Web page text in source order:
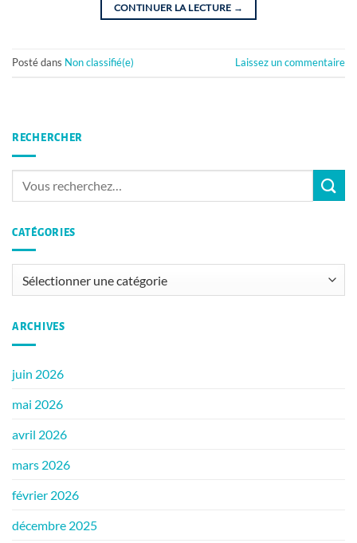
CONTINUER LA LECTURE →
Posté dans Non classifié(e) Laissez un commentaire
RECHERCHER
CATÉGORIES
ARCHIVES
juin 2026
mai 2026
avril 2026
mars 2026
février 2026
décembre 2025